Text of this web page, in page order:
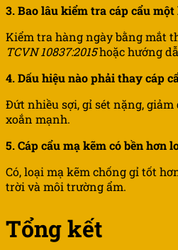
3. Bao lâu kiểm tra cáp cẩu một
Kiểm tra hàng ngày bằng mắt
TCVN 10837:2015hoặc hướng
4. Dấu hiệu nào phải thay cáp
Đứt nhiều sợi, gỉ sét nặng,
xoắn mạnh.
5. Cáp cẩu mạ kẽm có bền hơn
Có, loại mạ kẽm chống gỉ tốt
trời và môi trường ẩm.
Tổng kết